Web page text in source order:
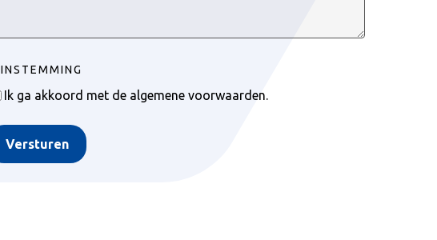
INSTEMMING
Ik ga akkoord met de algemene voorwaarden.
Versturen